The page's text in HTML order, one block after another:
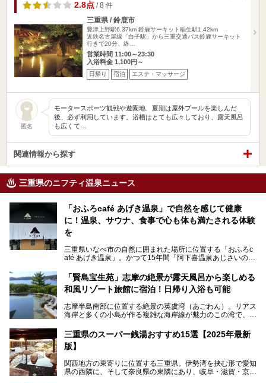
2.8点/ 8 件
三重県 / 鈴鹿市
豊津上野駅6.37km 鈴鹿サーキット稲生駅1.42km
近鉄名古屋線「白子駅」から三重交通バス鈴鹿サーキット
行きで20分、終…
営業時間 11:00～23:30
入浴料金 1,100円～
日帰り 宿泊 エステ・マッサージ
匿名
モータースポーツ観戦や遊園地、夏期は屋外プールを楽しんだ
後、必ず利用しています。浴槽はとても広々しており、露天風呂
も広くて…
関連情報から探す
三重県のニフティ温泉ニュース
「おふろcafé あげき温泉」で自然を感じて健康
に！温泉、サウナ、食事で心も体も満たされる体験
を
三重県いなべ市の自然に囲まれた場所に位置する「おふろc
afé あげき温泉」。かつて15年間「阿下喜温泉あじさいの
泊が楽しめる施設として2024年4月に新しく生まれ変わりま
した！
ていた施設……。今回は、地元の方から観光客まで楽しめる
「おふろcafé あげき温泉」をじっくりご紹介していきま
「賢島宝生苑」志摩の絶景が露天風呂から楽しめる
和風リゾート旅館に宿泊！日帰り入浴も可能
志摩半島南部に位置する絶景の英虞湾（あごわん）。リアス
海岸と多くの小島が作る複雑な海岸線が魅力のこの湾で、最
らも英虞湾が一望できる人気の旅館「賢島宝生苑（かしこじ
まほうじょうえん）」をご紹介します。日帰り入浴もできま
すよ！
───
提供元：賢島宝生苑【PR】
三重県のスーパー銭湯おすすめ15選【2025年最新
版】
関西地方の東寄りに位置する三重県。伊勢湾を挟む形で愛知
県の西隣に、そして奈良県の東隣にあり、岐阜・滋賀・京